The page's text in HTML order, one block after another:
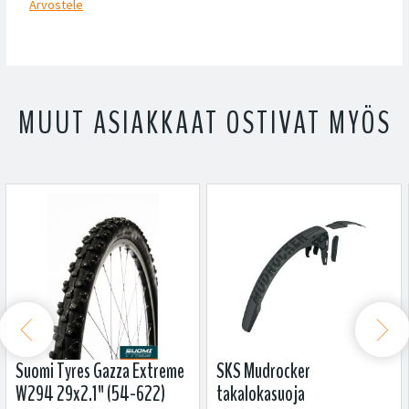
Arvostele
MUUT ASIAKKAAT OSTIVAT MYÖS
Suomi Tyres Gazza Extreme
W294 29x2.1" (54-622)
SKS Mudrocker
takalokasuoja
 